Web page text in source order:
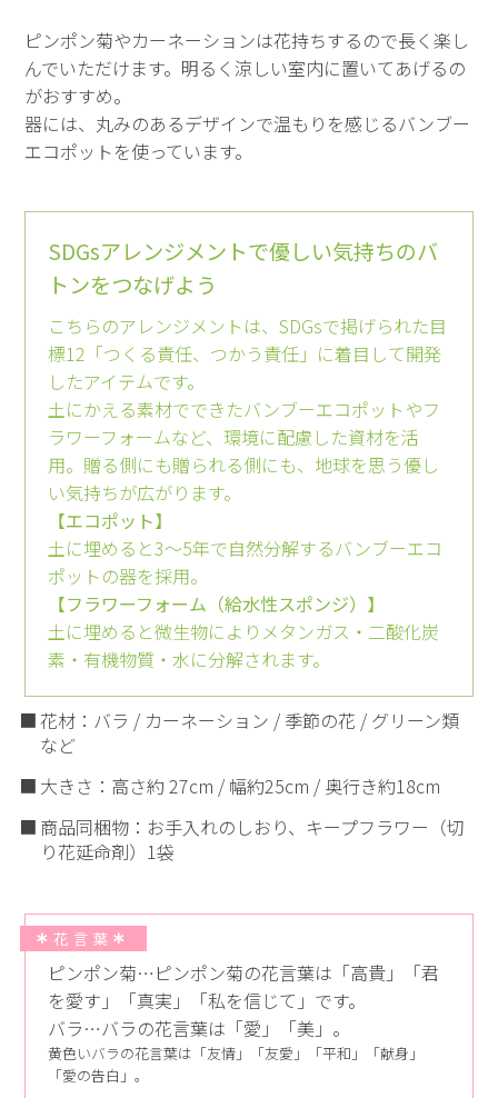
ピンポン菊やカーネーションは花持ちするので長く楽し
んでいただけます。明るく涼しい室内に置いてあげるの
がおすすめ。
器には、丸みのあるデザインで温もりを感じるバンブー
エコポットを使っています。
SDGsアレンジメントで優しい気持ちのバ
トンをつなげよう
こちらのアレンジメントは、SDGsで掲げられた目
標12「つくる責任、つかう責任」に着目して開発
したアイテムです。
土にかえる素材でできたバンブーエコポットやフ
ラワーフォームなど、環境に配慮した資材を活
用。贈る側にも贈られる側にも、地球を思う優し
い気持ちが広がります。
【エコポット】
土に埋めると3～5年で自然分解するバンブーエコ
ポットの器を採用。
【フラワーフォーム（給水性スポンジ）】
土に埋めると微生物によりメタンガス・二酸化炭
素・有機物質・水に分解されます。
花材：バラ / カーネーション / 季節の花 / グリーン類
など
大きさ：高さ約 27cm / 幅約25cm / 奥行き約18cm
商品同梱物：お手入れのしおり、キープフラワー（切
り花延命剤）1袋
花言葉
ピンポン菊…ピンポン菊の花言葉は「高貴」「君
を愛す」「真実」「私を信じて」です。
バラ…バラの花言葉は「愛」「美」。
黄色いバラの花言葉は「友情」「友愛」「平和」「献身」
「愛の告白」。